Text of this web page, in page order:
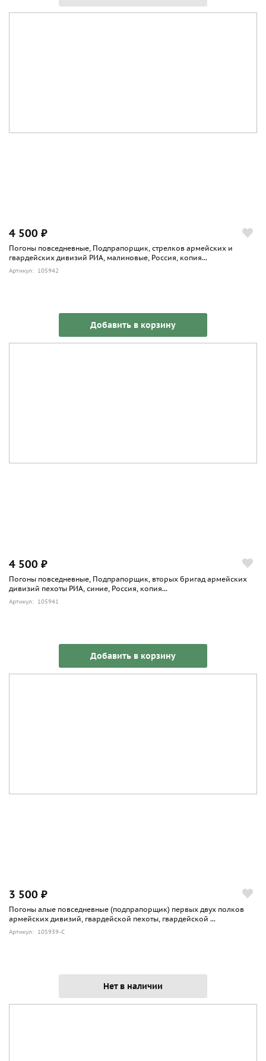
4 500 ₽
Погоны повседневные, Подпрапорщик, стрелков армейских и
гвардейских дивизий РИА, малиновые, Россия, копия...
Артикул: 105942
Добавить в корзину
4 500 ₽
Погоны повседневные, Подпрапорщик, вторых бригад армейских
дивизий пехоты РИА, синие, Россия, копия...
Артикул: 105941
Добавить в корзину
3 500 ₽
Погоны алые повседневные (подпрапорщик) первых двух полков
армейских дивизий, гвардейской пехоты, гвардейской ...
Артикул: 105939-С
Нет в наличии